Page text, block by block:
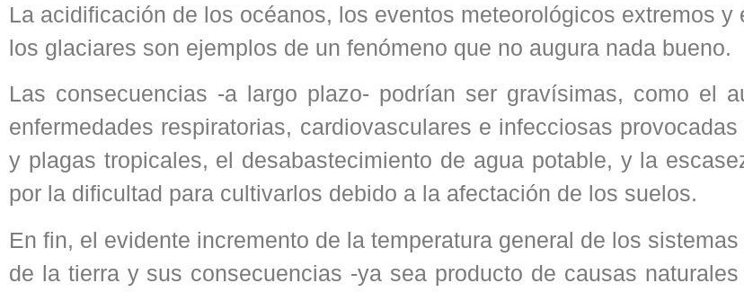
La acidificación de los océanos, los eventos meteorológicos extremos y
los glaciares son ejemplos de un fenómeno que no augura nada bueno.
Las consecuencias -a largo plazo- podrían ser gravísimas, como el
enfermedades respiratorias, cardiovasculares e infecciosas
y plagas tropicales, el desabastecimiento de agua potable, y la
por la dificultad para cultivarlos debido a la afectación de los suelos.
En fin, el evidente incremento de la temperatura general de los
de la tierra y sus consecuencias -ya sea producto de causas